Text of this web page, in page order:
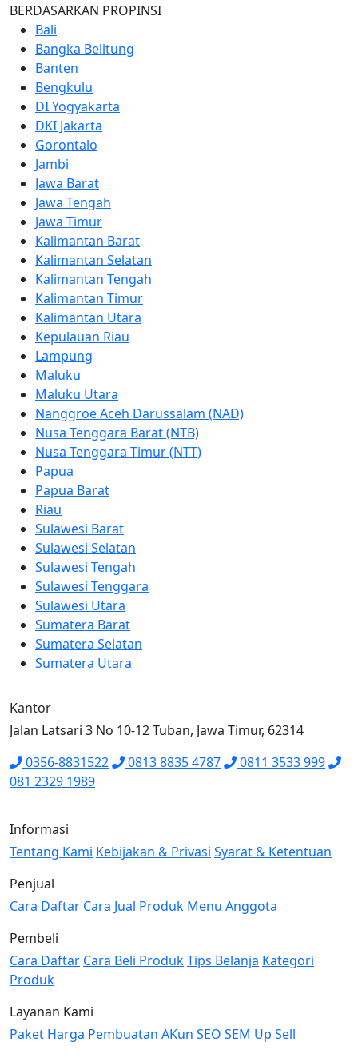
BERDASARKAN PROPINSI
Bali
Bangka Belitung
Banten
Bengkulu
DI Yogyakarta
DKI Jakarta
Gorontalo
Jambi
Jawa Barat
Jawa Tengah
Jawa Timur
Kalimantan Barat
Kalimantan Selatan
Kalimantan Tengah
Kalimantan Timur
Kalimantan Utara
Kepulauan Riau
Lampung
Maluku
Maluku Utara
Nanggroe Aceh Darussalam (NAD)
Nusa Tenggara Barat (NTB)
Nusa Tenggara Timur (NTT)
Papua
Papua Barat
Riau
Sulawesi Barat
Sulawesi Selatan
Sulawesi Tengah
Sulawesi Tenggara
Sulawesi Utara
Sumatera Barat
Sumatera Selatan
Sumatera Utara
Kantor
Jalan Latsari 3 No 10-12 Tuban, Jawa Timur, 62314
0356-8831522
0813 8835 4787
0811 3533 999
081 2329 1989
Informasi
Tentang Kami Kebijakan & Privasi Syarat & Ketentuan
Penjual
Cara Daftar Cara Jual Produk Menu Anggota
Pembeli
Cara Daftar Cara Beli ProdukTips Belanja Kategori
Produk
Layanan Kami
Paket Harga Pembuatan AKun SEO SEM Up Sell